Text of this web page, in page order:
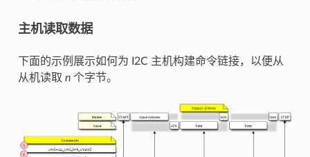
主机读取数据
下面的示例展示如何为 I2C 主机构建命令链接，以便从
从机读取 n个字节。